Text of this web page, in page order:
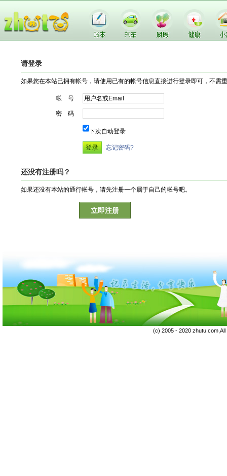
请登录
如果您在本站已拥有帐号，请使用已有的帐号信息直接进行登录即可，不需
帐 号
密 码
下次自动登录
忘记密码?
还没有注册吗？
如果还没有本站的通行帐号，请先注册一个属于自己的帐号吧。
立即注册
(c) 2005 - 2020